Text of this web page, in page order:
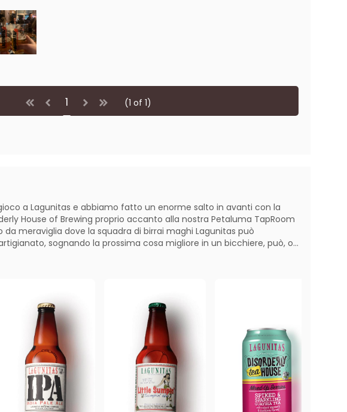
1 (1 of 1)
a Lagunitas e abbiamo fatto un enorme salto in avanti con la
House of Brewing proprio accanto alla nostra Petaluma TapRoom
da meraviglia dove la squadra di birrai maghi Lagunitas può
sognando la prossima cosa migliore in un bicchiere, può, o...